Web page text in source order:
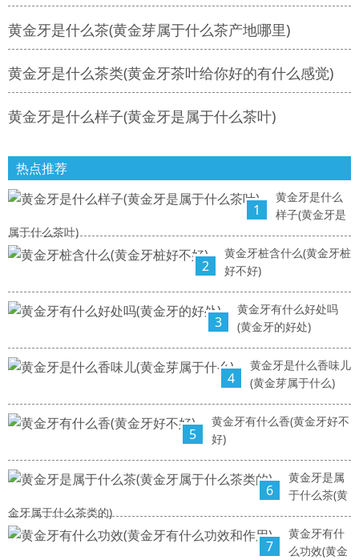
黄金牙是什么茶(黄金芽属于什么茶产地哪里)
黄金牙是什么茶类(黄金牙茶叶给你好的有什么感觉)
黄金牙是什么样子(黄金牙是属于什么茶叶)
热点推荐
1
黄金牙是什么
样子(黄金牙是
属于什么茶叶)
2
黄金牙桩含什么(黄金牙桩
好不好)
3
黄金牙有什么好处吗
(黄金牙的好处)
4
黄金牙是什么香味儿
(黄金芽属于什么)
5
黄金牙有什么香(黄金牙好不
好)
6
黄金牙是属
于什么茶(黄
金牙属于什么茶类的)
7
黄金牙有什
么功效(黄金